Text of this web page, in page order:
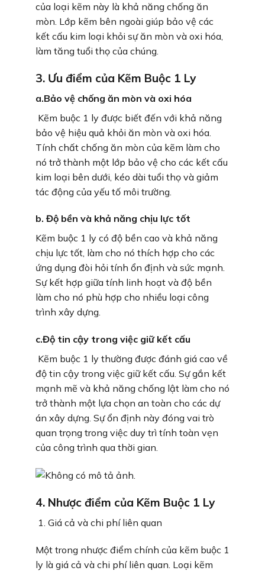
của loại kẽm này là khả năng chống ăn
mòn. Lớp kẽm bên ngoài giúp bảo vệ các
kết cấu kim loại khỏi sự ăn mòn và oxi hóa,
làm tăng tuổi thọ của chúng.
3. Ưu điểm của Kẽm Buộc 1 Ly
a.Bảo vệ chống ăn mòn và oxi hóa
Kẽm buộc 1 ly được biết đến với khả năng
bảo vệ hiệu quả khỏi ăn mòn và oxi hóa.
Tính chất chống ăn mòn của kẽm làm cho
nó trở thành một lớp bảo vệ cho các kết cấu
kim loại bên dưới, kéo dài tuổi thọ và giảm
tác động của yếu tố môi trường.
b. Độ bền và khả năng chịu lực tốt
Kẽm buộc 1 ly có độ bền cao và khả năng
chịu lực tốt, làm cho nó thích hợp cho các
ứng dụng đòi hỏi tính ổn định và sức mạnh.
Sự kết hợp giữa tính linh hoạt và độ bền
làm cho nó phù hợp cho nhiều loại công
trình xây dựng.
c.Độ tin cậy trong việc giữ kết cấu
Kẽm buộc 1 ly thường được đánh giá cao về
độ tin cậy trong việc giữ kết cấu. Sự gắn kết
mạnh mẽ và khả năng chống lật làm cho nó
trở thành một lựa chọn an toàn cho các dự
án xây dựng. Sự ổn định này đóng vai trò
quan trọng trong việc duy trì tính toàn vẹn
của công trình qua thời gian.
4. Nhược điểm của Kẽm Buộc 1 Ly
Giá cả và chi phí liên quan
Một trong nhược điểm chính của kẽm buộc 1
ly là giá cả và chi phí liên quan. Loại kẽm